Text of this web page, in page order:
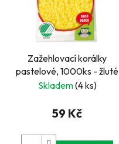
Zažehlovací korálky
pastelové, 1000ks - žluté
Skladem(4 ks)
59 Kč